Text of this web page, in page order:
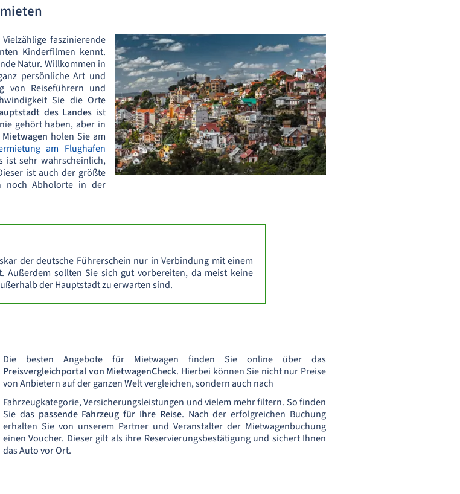
faszinierende
Kinderfilmen kennt.
Natur. Willkommen in
persönliche Art und
von Reiseführern und
Sie die Orte
des Landes ist
gehört haben, aber in
Mietwagen holen Sie am
am Flughafen
ist sehr wahrscheinlich,
ist auch der größte
noch Abholorte in der
der deutsche Führerschein nur in Verbindung mit einem
Außerdem sollten Sie sich gut vorbereiten, da meist keine
der Hauptstadt zu erwarten sind.
Die besten Angebote für Mietwagen finden Sie online über das
Preisvergleichportal von MietwagenCheck. Hierbei können Sie nicht nur Preise
von Anbietern auf der ganzen Welt vergleichen, sondern auch nach
Fahrzeugkategorie, Versicherungsleistungen und vielem mehr filtern. So finden
Sie das passende Fahrzeug für Ihre Reise. Nach der erfolgreichen Buchung
erhalten Sie von unserem Partner und Veranstalter der Mietwagenbuchung
einen Voucher. Dieser gilt als ihre Reservierungsbestätigung und sichert Ihnen
das Auto vor Ort.